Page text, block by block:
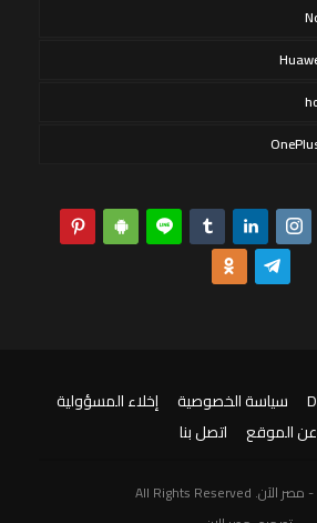
سياسة الخصوصية
إخلاء المسؤولية
عن الموقع
اتصل بنا